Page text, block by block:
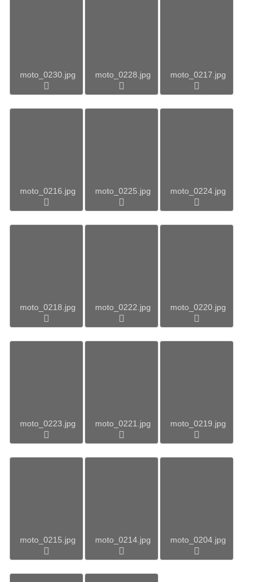
moto_0230.jpg moto_0228.jpg moto_0217.jpg
moto_0216.jpg moto_0225.jpg moto_0224.jpg
moto_0218.jpg moto_0222.jpg moto_0220.jpg
moto_0223.jpg moto_0221.jpg moto_0219.jpg
moto_0215.jpg moto_0214.jpg moto_0204.jpg